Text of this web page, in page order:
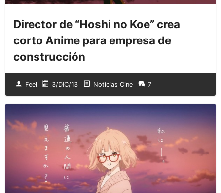
Director de “Hoshi no Koe” crea
corto Anime para empresa de
construcción
Feel 3/DIC/13 Noticias Cine 7